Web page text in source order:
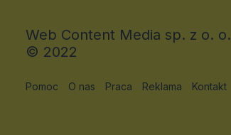
Web Content Media sp. z o. o.
© 2022
Pomoc O nas Praca Reklama Kontakt